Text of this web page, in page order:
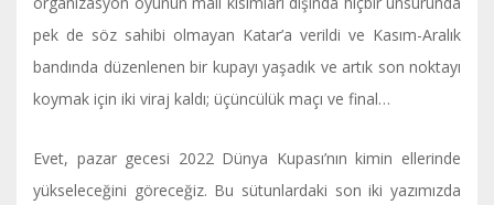
pek de söz sahibi olmayan Katar’a verildi ve Kasım-Aralık
bandında düzenlenen bir kupayı yaşadık ve artık son noktayı
koymak için iki viraj kaldı; üçüncülük maçı ve final…
Evet, pazar gecesi 2022 Dünya Kupası’nın kimin ellerinde
yükseleceğini göreceğiz. Bu sütunlardaki son iki yazımızda